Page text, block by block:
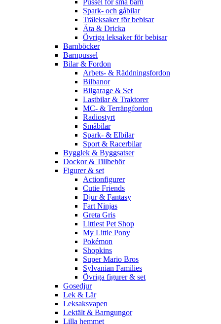
Pussel för små barn
Spark- och gåbilar
Träleksaker för bebisar
Äta & Dricka
Övriga leksaker för bebisar
Barnböcker
Barnpussel
Bilar & Fordon
Arbets- & Räddningsfordon
Bilbanor
Bilgarage & Set
Lastbilar & Traktorer
MC- & Terrängfordon
Radiostyrt
Småbilar
Spark- & Elbilar
Sport & Racerbilar
Bygglek & Byggsatser
Dockor & Tillbehör
Figurer & set
Actionfigurer
Cutie Friends
Djur & Fantasy
Fart Ninjas
Greta Gris
Littlest Pet Shop
My Little Pony
Pokémon
Shopkins
Super Mario Bros
Sylvanian Families
Övriga figurer & set
Gosedjur
Lek & Lär
Leksaksvapen
Lektält & Barngungor
Lilla hemmet